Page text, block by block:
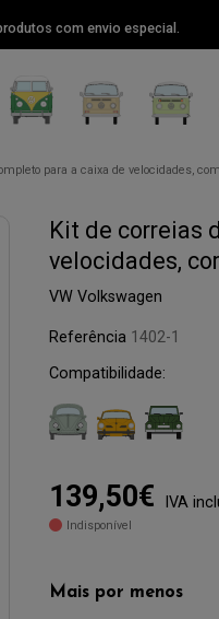
com envio especial.
para a caixa de velocidades,
Kit de correias
velocidades,
VW Volkswagen
Referência 1402-1
Compatibilidade:
139,50€ IVA
Indisponível
Mais por menos